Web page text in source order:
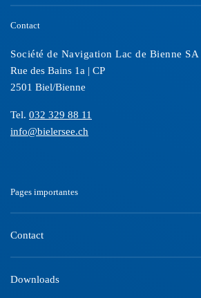
Contact
Société de Navigation Lac de Bienne SA
Rue des Bains 1a | CP
2501 Biel/Bienne
Tel. 032 329 88 11
info@bielersee.ch
Pages importantes
Contact
Downloads